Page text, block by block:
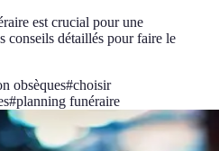
est crucial pour une
conseils détaillés pour faire le
obsèques#choisir
#planning funéraire